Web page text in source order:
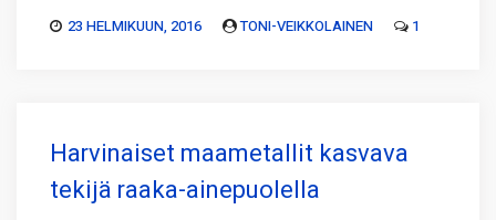
23 HELMIKUUN, 2016 TONI-VEIKKOLAINEN 1
Harvinaiset maametallit kasvava
tekijä raaka-ainepuolella